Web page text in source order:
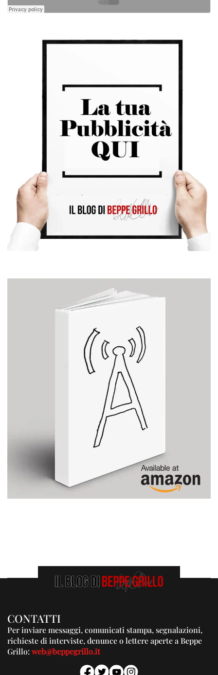
CONTATTI
Per inviare messaggi, comunicati stampa, segnalazioni,
richieste di interviste, denunce o lettere aperte a Beppe
Grillo:web@beppegrillo.it